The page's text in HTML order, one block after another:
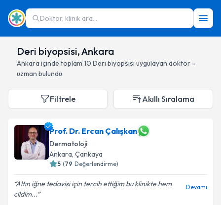
Doktor, klinik ara...
Deri biyopsisi, Ankara
Ankara içinde toplam 10 Deri biyopsisi uygulayan doktor -
uzman bulundu
Filtrele Akıllı Sıralama
Prof. Dr. Ercan Çalışkan
Dermatoloji
Ankara, Çankaya
5 (79 Değerlendirme)
Altın iğne tedavisi için tercih ettiğim bu klinikte hem
cildim...
Devamı